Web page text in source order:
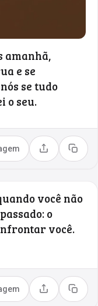
amanhã,
e se
se tudo
o seu.
Compartilhar
Copiar
você não
o
você.
Compartilhar
Copiar